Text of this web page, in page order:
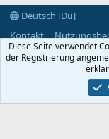
Deutsch [Du]
Kontakt
Hilfe und Impressum
Community platform by
Diese Seite verwendet
der Registrierung